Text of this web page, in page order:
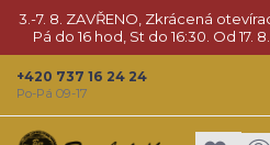
3.-7. 8. ZAVŘENO, Zkrácená
Pá do 16 hod, St do 16:30. Od 17.
+420 737 16 24 24
Po-Pá 09-17